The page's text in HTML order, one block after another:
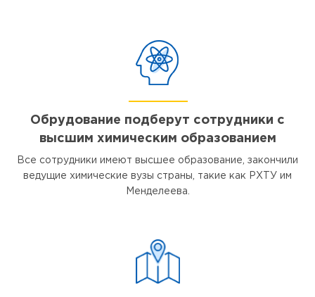
Обрудование подберут сотрудники с
высшим химическим образованием
Все сотрудники имеют высшее образование, закончили
ведущие химические вузы страны, такие как РХТУ им
Менделеева.